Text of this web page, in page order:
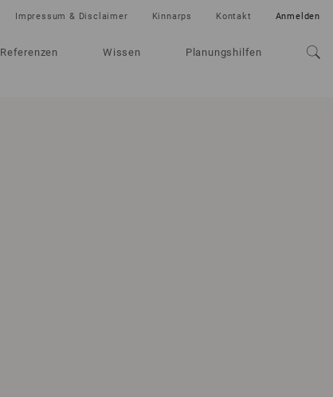
Referenzen Wissen Planungshilfen
Impressum & Disclaimer Kinnarps Kontakt Anmelden